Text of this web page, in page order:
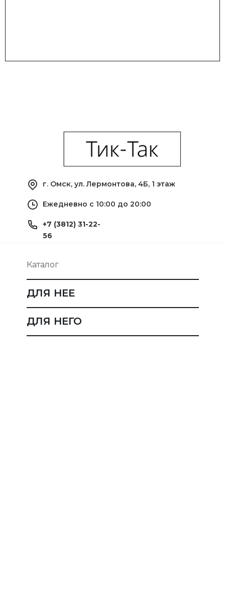
Каталог
ДЛЯ НЕЕ
ДЛЯ НЕГО
г. Омск, ул. Лермонтова, 4Б, 1 этаж
+7 (3812) 31-22-
56
Ежедневно с 10:00 до 20:00